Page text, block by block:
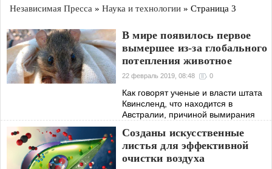
Независимая Пресса » Наука и технологии » Страница 3
В мире появилось первое
вымершее из-за глобального
потепления животное
22 февраль 2019, 08:48 0
Как говорят ученые и власти штата
Квинсленд, что находится в
Австралии, причиной вымирания
среды обитания. Постоянные
наводнения лишили животное
нормальных условий
Созданы искусственные
листья для эффективной
очистки воздуха